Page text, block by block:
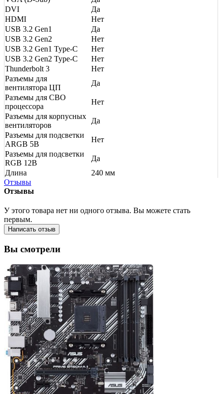
DVI
Да
HDMI
Нет
USB 3.2 Gen1
Да
USB 3.2 Gen2
Нет
USB 3.2 Gen1 Type-C
Нет
USB 3.2 Gen2 Type-C
Нет
Thunderbolt 3
Нет
Разъемы для
вентилятора ЦП
Да
Разъемы для СВО
процессора
Нет
Разъемы для корпусных
вентиляторов
Да
Разъемы для подсветки
ARGB 5В
Нет
Разъемы для подсветки
RGB 12В
Да
Длина
240 мм
Отзывы
Отзывы
У этого товара нет ни одного отзыва. Вы можете стать
первым.
Написать отзыв
Вы смотрели